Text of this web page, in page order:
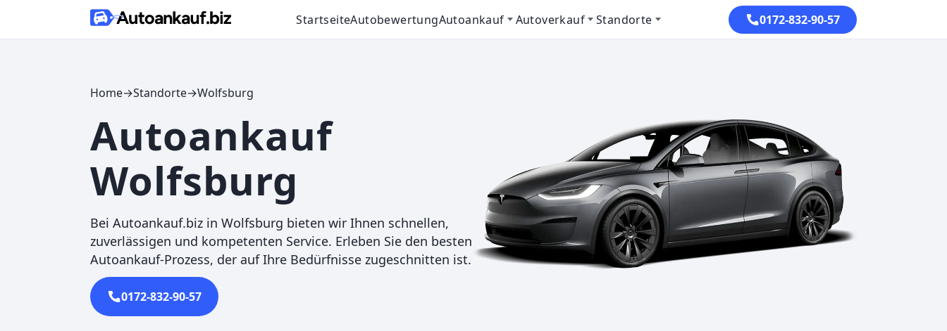
StartseiteAutobewertungAutoankauf Autoverkauf Standorte 0172-832-90-57
Home→Standorte→Wolfsburg
Autoankauf
Wolfsburg
Bei Autoankauf.biz in Wolfsburg bieten wir Ihnen schnellen,
zuverlässigen und kompetenten Service. Erleben Sie den besten
Autoankauf-Prozess, der auf Ihre Bedürfnisse zugeschnitten ist.
0172-832-90-57